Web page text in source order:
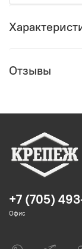
Отзывы
+7 (705)
Офис